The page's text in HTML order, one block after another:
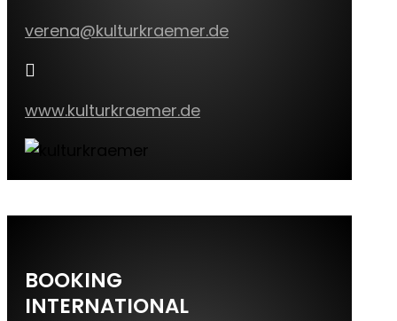
verena@kulturkraemer.de

www.kulturkraemer.de
BOOKING
INTERNATIONAL